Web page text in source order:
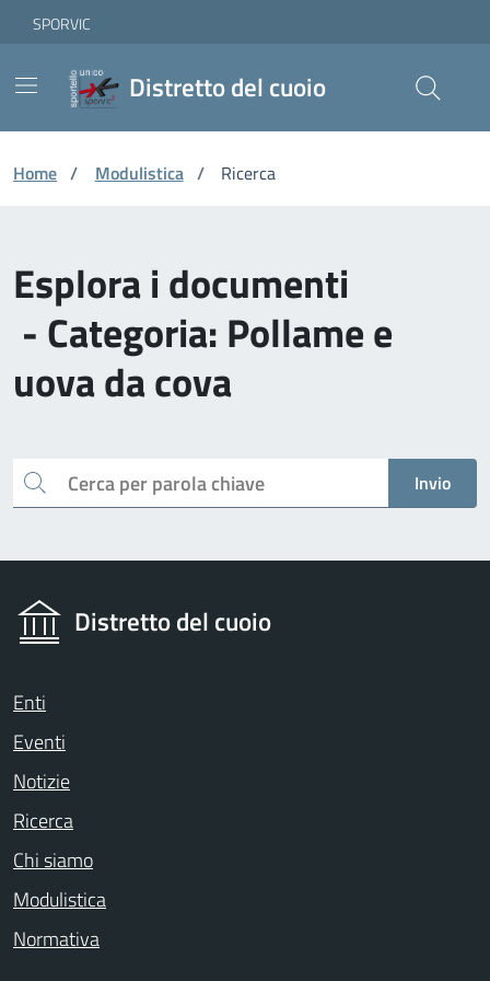
Skip to Main Content
Vai ai contenuti
Vai al footer
SPORVIC
Distretto del cuoio
Home / Modulistica / Ricerca
Esplora i documenti
- Categoria: Pollame e
uova da cova
Cerca Invio
Distretto del cuoio
Enti
Eventi
Notizie
Ricerca
Chi siamo
Modulistica
Normativa